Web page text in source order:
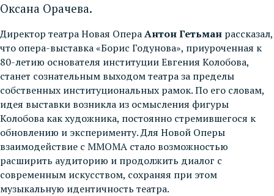
Оксана Орачева.
Директор театра Новая ОпераАнтон Гетьман рассказал,
что опера-выставка «Борис Годунова», приуроченная к
80-летию основателя институции Евгения Колобова,
станет сознательным выходом театра за пределы
собственных институциональных рамок. По его словам,
идея выставки возникла из осмысления фигуры
Колобова как художника, постоянно стремившегося к
обновлению и эксперименту. Для Новой Оперы
взаимодействие с ММОМА стало возможностью
расширить аудиторию и продолжить диалог с
современным искусством, сохраняя при этом
музыкальную идентичность театра.